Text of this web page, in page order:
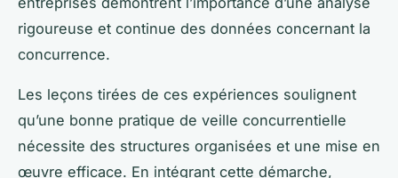
rigoureuse et continue des données concernant la
concurrence.
Les leçons tirées de ces expériences soulignent
qu’une bonne pratique de veille concurrentielle
nécessite des structures organisées et une mise en
œuvre efficace. En intégrant cette démarche,